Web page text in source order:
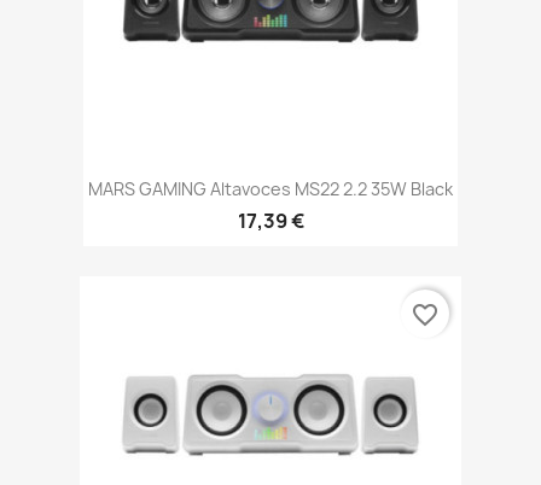
MARS GAMING Altavoces MS22 2.2 35W Black
17,39 €
favorite_border